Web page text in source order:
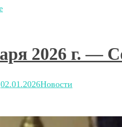
2026 г. —
02.01.2026Новости